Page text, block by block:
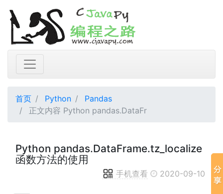
首页 Python
Pandas
正文内容 Python pandas.DataFr
Python pandas.DataFrame.tz_localize
函数方法的使用
手机查看 2020-09-10